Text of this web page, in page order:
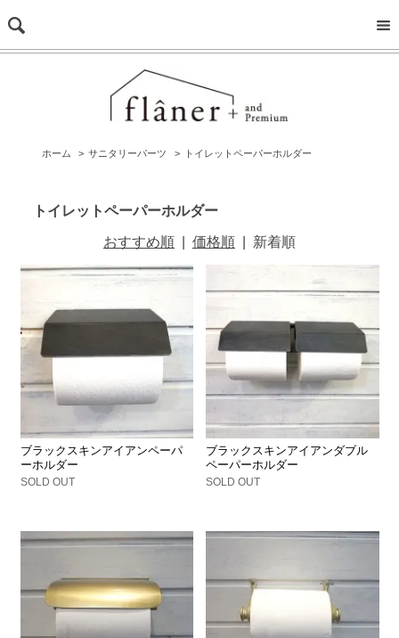
ホーム > サニタリーパーツ > トイレットペーパーホルダー
トイレットペーパーホルダー
おすすめ順 価格順 新着順
ブラックスキンアイアンペーパ
ーホルダー
SOLD OUT
ブラックスキンアイアンダブル
ペーパーホルダー
SOLD OUT